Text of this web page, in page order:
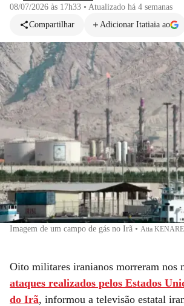
08/07/2026 às 17h33 • Atualizado há 4 semanas
Compartilhar
Adicionar Itatiaia ao
Imagem de um campo de gás no Irã • Atta
Oito militares iranianos morreram nos
ataques realizados pelos Estados
do Irã, informou a televisão estatal